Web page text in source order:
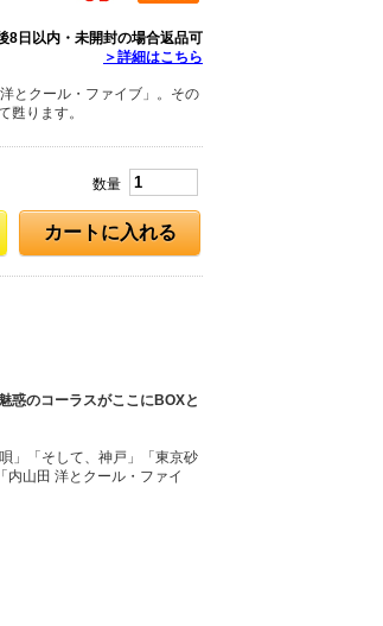
8日以内・未開封の場合返品可
＞詳細はこちら
とクール・ファイブ」。その
甦ります。
数量
カートに入れる
惑のコーラスがここにBOXと
」「そして、神戸」「東京砂
山田 洋とクール・ファイ